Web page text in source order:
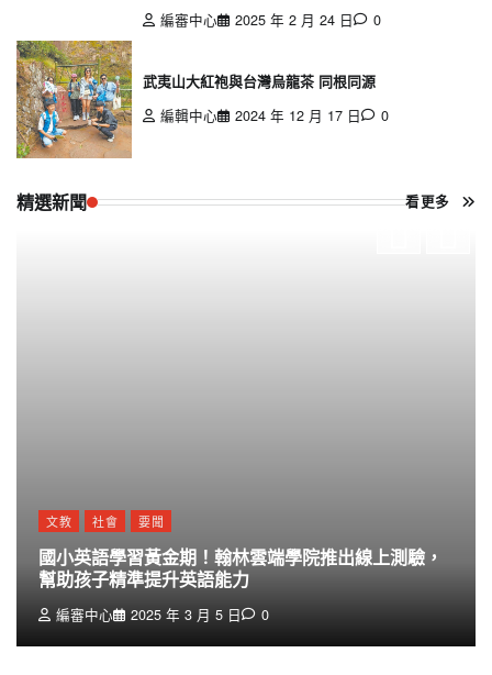
編審中心 2025 年 2 月 24 日 0
武夷山大紅袍與台灣烏龍茶 同根同源
編輯中心
2024 年 12 月 17 日 0
精選新聞 看更多
文教 社會 要聞
國小英語學習黃金期！翰林雲端學院推出線上測驗，
幫助孩子精準提升英語能力
編審中心 2025 年 3 月 5 日 0